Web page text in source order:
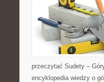
przeczytać Sudety –
encyklopedia wiedzy o